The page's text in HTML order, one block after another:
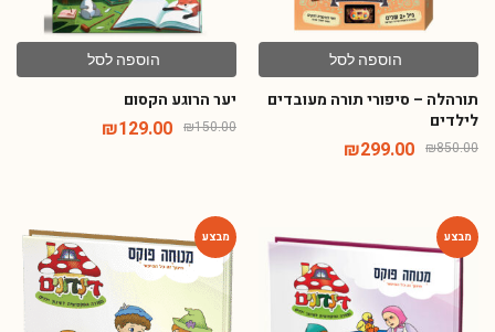
הוספה לסל
תורהלה – סיפורי תורה מעובדים
לילדים
₪850.00
₪299.00
הוספה לסל
יער הרוגע הקסום
₪150.00
₪129.00
-54%